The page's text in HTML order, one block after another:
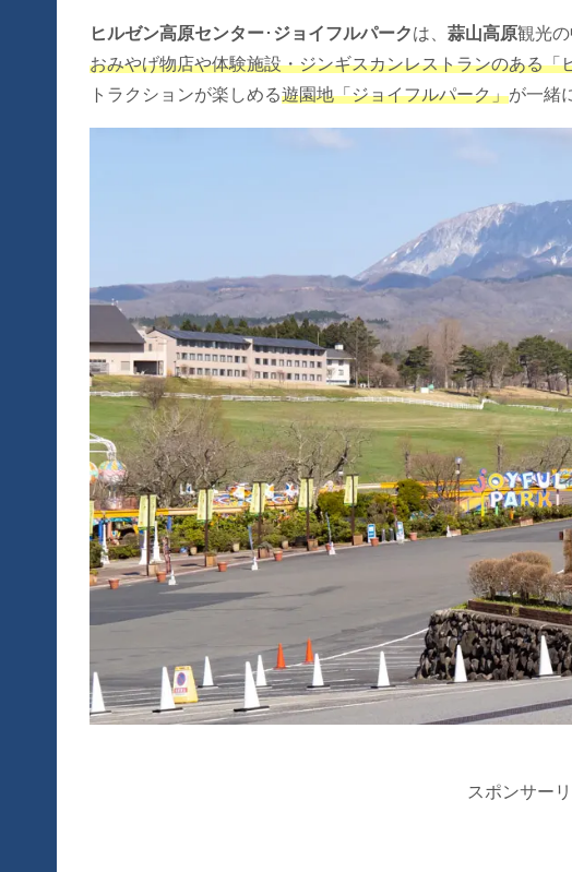
ヒルゼン高原センター･ ジョイフルパークは、 蒜山高原観光
おみやげ物店や体験施設・ジンギスカンレストランのある「
トラクションが楽しめる遊園地「ジョイフルパーク」が一緒
スポンサー